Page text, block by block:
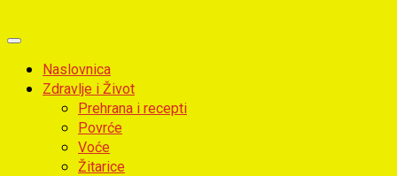
Primary
MenuNaslovnica
Zdravlje i Život
Prehrana i recepti
Povrće
Voće
Žitarice